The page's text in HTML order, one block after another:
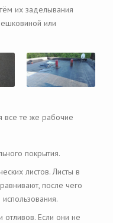
их заделывания
или
все те же рабочие
покрытия.
листов. Листы в
после чего
Если они не